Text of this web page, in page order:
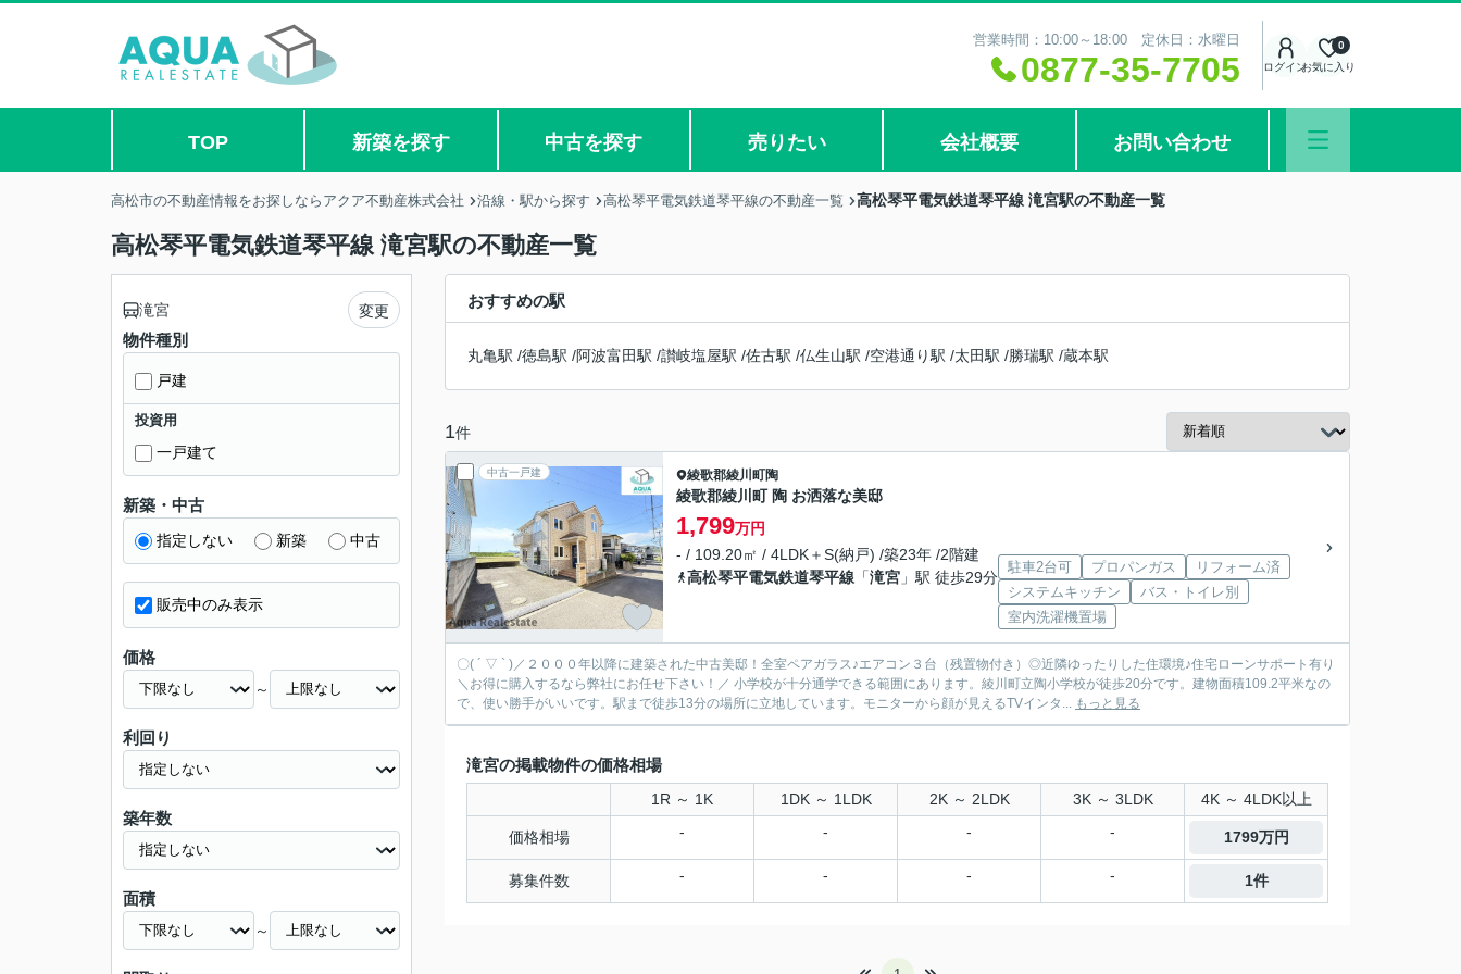
営業時間：10:00～18:00 定休日：水曜日
0877-35-7705 ログインお気に入り
0
TOP 新築を探す 中古を探す 売りたい 会社概要 お問い合わせ
高松市の不動産情報をお探しならアクア不動産株式会社 沿線・駅から探す 高松琴平電気鉄道琴平線の不動産一覧 高松琴平電気鉄道琴平線 滝宮駅の不動産一覧
高松琴平電気鉄道琴平線 滝宮駅の不動産一覧
おすすめの駅
丸亀駅 /徳島駅 /阿波富田駅 /讃岐塩屋駅 /佐古駅 /仏生山駅 /空港通り駅 /太田駅 /勝瑞駅 /蔵本駅
1件
中古一戸建 綾歌郡綾川町陶
綾歌郡綾川町 陶 お洒落な美邸
1,799万円
- / 109.20㎡ / 4LDK＋S(納戸) /築23年 /2階建
高松琴平電気鉄道琴平線 「滝宮 」駅 徒歩29分
駐車2台可 プロパンガス
リフォーム済
システムキッチン
バス・トイレ別
室内洗濯機置場
〇( ´ ▽ ` )／２０００年以降に建築された中古美邸！全室ペアガラス♪エアコン３台（残置物付き）◎近隣ゆったりした住環境♪住宅ローンサポート有り
＼お得に購入するなら弊社にお任せ下さい！／ 小学校が十分通学できる範囲にあります。綾川町立陶小学校が徒歩20分です。建物面積109.2平米なの
で、使い勝手がいいです。駅まで徒歩13分の場所に立地しています。モニターから顔が見えるTVインタ... もっと見る
滝宮の掲載物件の価格相場
1R ～ 1K 1DK ～ 1LDK 2K ～ 2LDK 3K ～ 3LDK 4K ～ 4LDK以上
価格相場 - - - - 1799万円
募集件数 - - - - 1件
滝宮 変更
物件種別
戸建
投資用
一戸建て
新築・中古
指定しない 新築 中古
販売中のみ表示
価格
～
利回り
築年数
面積
～